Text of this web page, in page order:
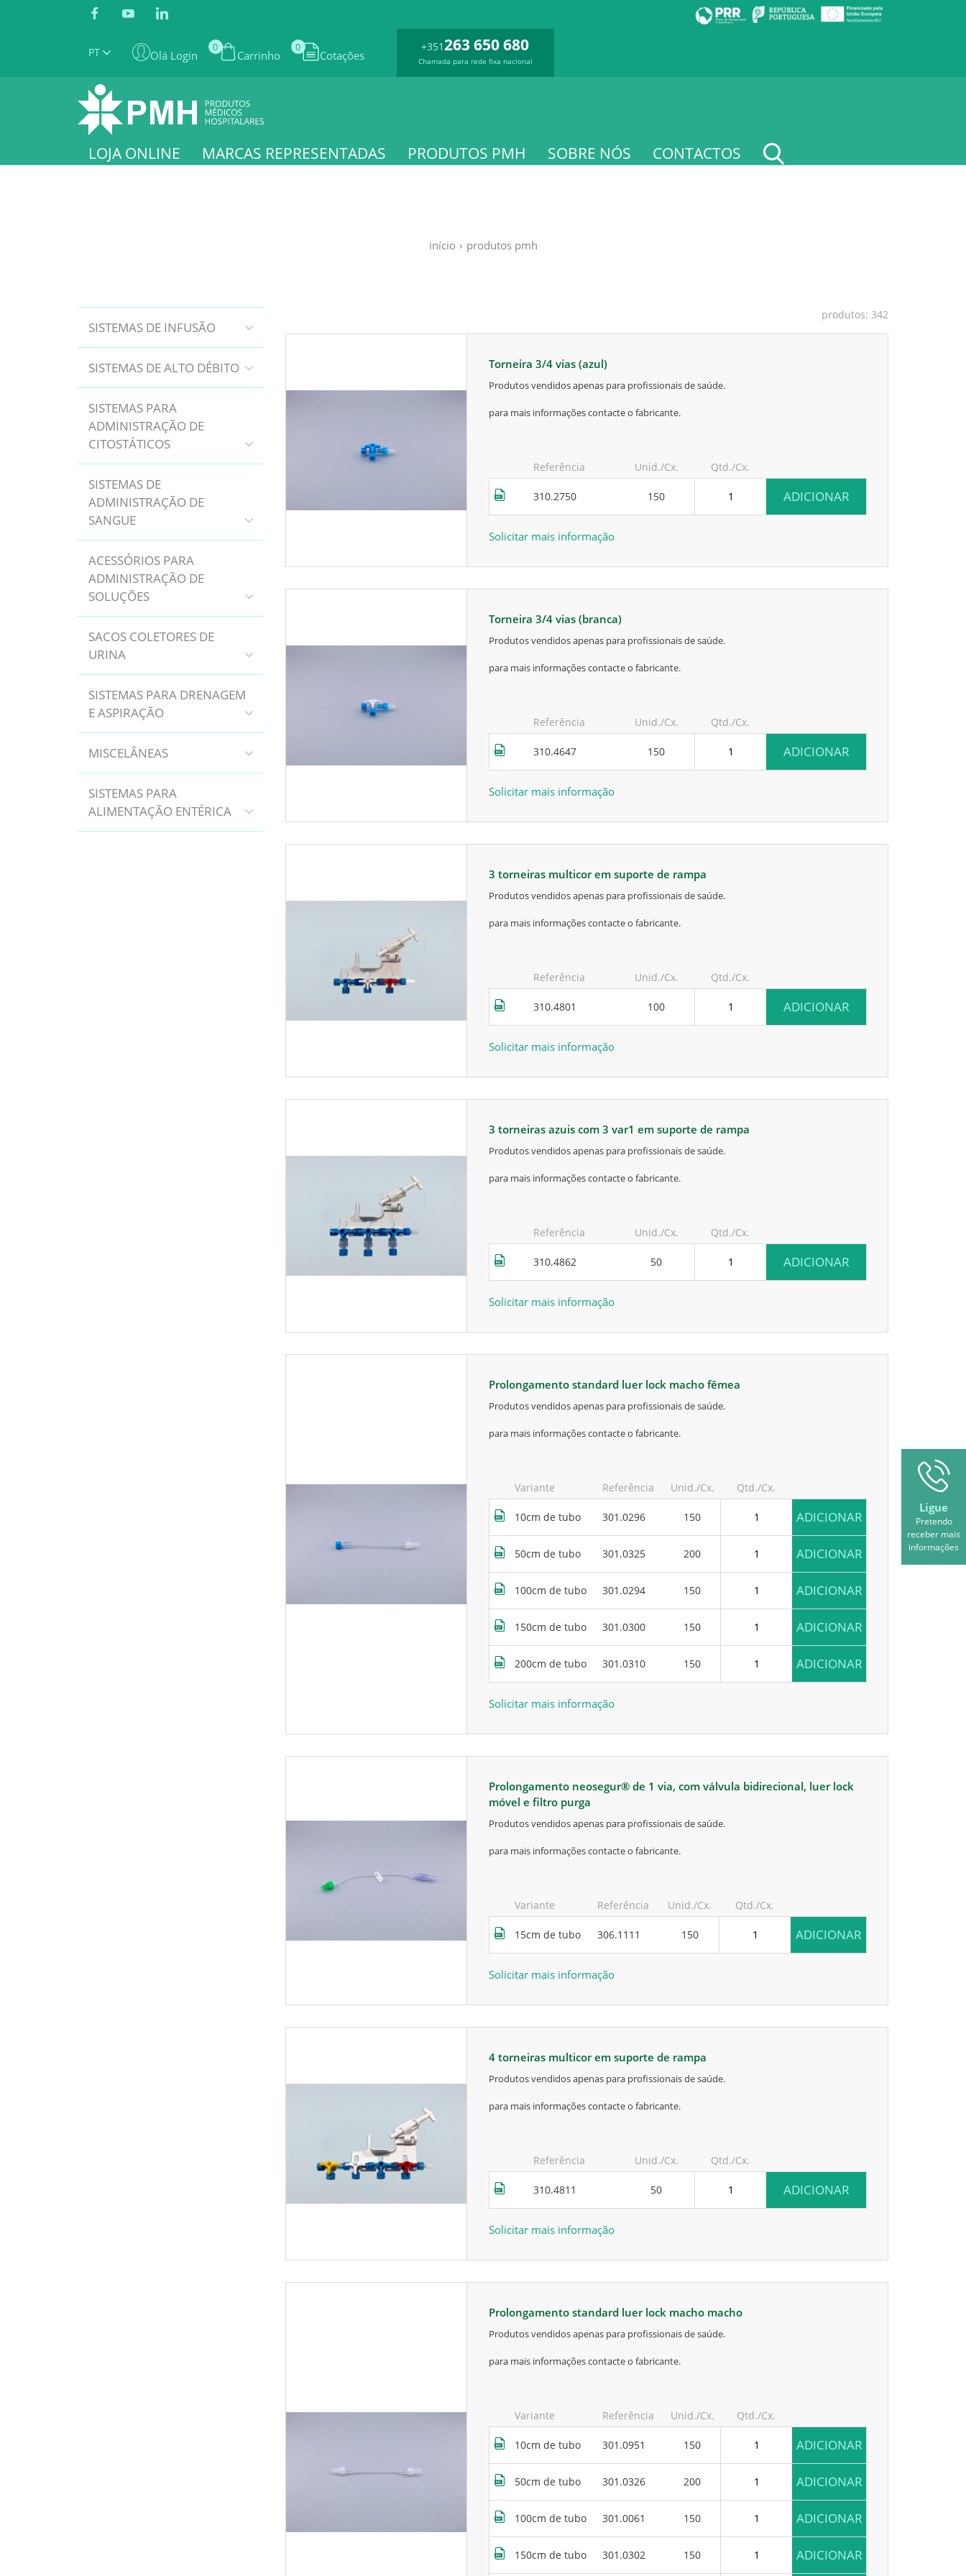
Ligue
Pretendo
receber mais
informações
PT Olá Login Carrinho
0
Cotações
0 +351263 650 680
Chamada para rede fixa nacional
LOJA ONLINE MARCAS REPRESENTADAS PRODUTOS PMH SOBRE NÓS CONTACTOS
início › produtos pmh
SISTEMAS DE INFUSÃO
SISTEMAS DE ALTO DÉBITO
SISTEMAS PARA
ADMINISTRAÇÃO DE
CITOSTÁTICOS
SISTEMAS DE
ADMINISTRAÇÃO DE
SANGUE
ACESSÓRIOS PARA
ADMINISTRAÇÃO DE
SOLUÇÕES
SACOS COLETORES DE
URINA
SISTEMAS PARA DRENAGEM
E ASPIRAÇÃO
MISCELÂNEAS
SISTEMAS PARA
ALIMENTAÇÃO ENTÉRICA
produtos: 342
torneira 3/4 vias (azul)
produtos vendidos apenas para profissionais de saúde.
para mais informações contacte o fabricante.
Referência Unid./Cx. Qtd./Cx.
310.2750 150 ADICIONAR
Solicitar mais informação
torneira 3/4 vias (branca)
produtos vendidos apenas para profissionais de saúde.
para mais informações contacte o fabricante.
Referência Unid./Cx. Qtd./Cx.
310.4647 150 ADICIONAR
Solicitar mais informação
3 torneiras multicor em suporte de rampa
produtos vendidos apenas para profissionais de saúde.
para mais informações contacte o fabricante.
Referência Unid./Cx. Qtd./Cx.
310.4801 100 ADICIONAR
Solicitar mais informação
3 torneiras azuis com 3 var1 em suporte de rampa
produtos vendidos apenas para profissionais de saúde.
para mais informações contacte o fabricante.
Referência Unid./Cx. Qtd./Cx.
310.4862 50 ADICIONAR
Solicitar mais informação
prolongamento standard luer lock macho fêmea
produtos vendidos apenas para profissionais de saúde.
para mais informações contacte o fabricante.
Variante Referência Unid./Cx. Qtd./Cx.
10cm de tubo 301.0296 150 ADICIONAR
50cm de tubo 301.0325 200 ADICIONAR
100cm de tubo 301.0294 150 ADICIONAR
150cm de tubo 301.0300 150 ADICIONAR
200cm de tubo 301.0310 150 ADICIONAR
Solicitar mais informação
prolongamento neosegur® de 1 via, com válvula bidirecional, luer lock
móvel e filtro purga
produtos vendidos apenas para profissionais de saúde.
para mais informações contacte o fabricante.
Variante Referência Unid./Cx. Qtd./Cx.
15cm de tubo 306.1111 150 ADICIONAR
Solicitar mais informação
4 torneiras multicor em suporte de rampa
produtos vendidos apenas para profissionais de saúde.
para mais informações contacte o fabricante.
Referência Unid./Cx. Qtd./Cx.
310.4811 50 ADICIONAR
Solicitar mais informação
prolongamento standard luer lock macho macho
produtos vendidos apenas para profissionais de saúde.
para mais informações contacte o fabricante.
Variante Referência Unid./Cx. Qtd./Cx.
10cm de tubo 301.0951 150 ADICIONAR
50cm de tubo 301.0326 200 ADICIONAR
100cm de tubo 301.0061 150 ADICIONAR
150cm de tubo 301.0302 150 ADICIONAR